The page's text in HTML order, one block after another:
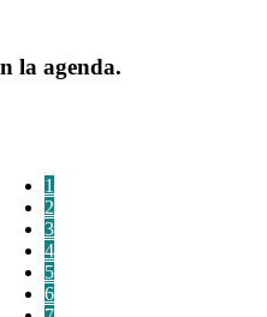
la agenda.
1
2
3
4
5
6